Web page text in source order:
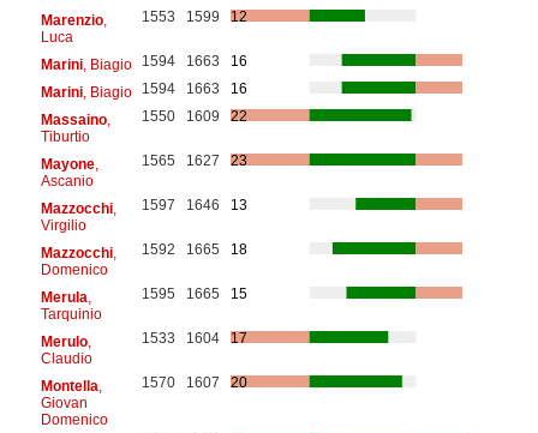
Marenzio,
Luca
1553 1599 12
Marini, Biagio 1594 1663
16
Marini, Biagio 1594 1663
16
Massaino,
Tiburtio
1550 1609 22
Mayone,
Ascanio
1565 1627 23
Mazzocchi,
Virgilio
1597 1646 13
Mazzocchi,
Domenico
1592 1665 18
Merula
Tarquinio
1595 1665 15
Merulo,
Claudio
1533 1604 17
Montella
Giovan
Domenico
1570 1607 20